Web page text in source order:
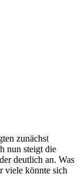
zunächst
nun steigt die
deutlich an. Was
viele könnte sich